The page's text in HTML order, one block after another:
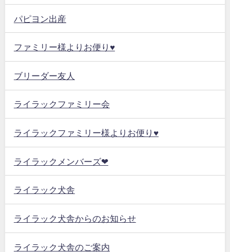
パピヨン出産
ファミリー様よりお便り♥
ブリーダー友人
ライラックファミリー会
ライラックファミリー様よりお便り♥
ライラックメンバーズ❤
ライラック犬舎
ライラック犬舎からのお知らせ
ライラック犬舎のご案内